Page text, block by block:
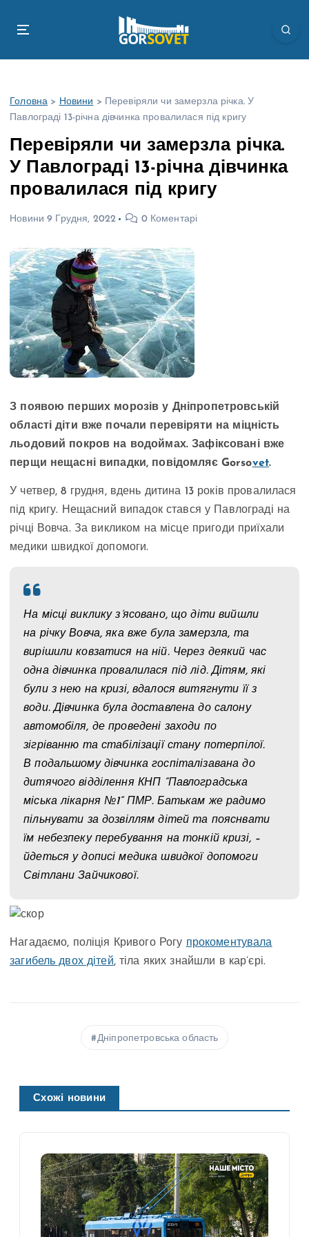
Головна > Новини >
Перевіряли чи замерзла річка. У
Павлограді 13-річна дівчинка провалилася під кригу
Перевіряли чи замерзла річка.
У Павлограді 13-річна дівчинка
провалилася під кригу
Новини 9 Грудня, 2022 0 Коментарі
З появою перших морозів у Дніпропетровській
області діти вже почали перевіряти на міцність
льодовий покров на водоймах. Зафіксовані вже
перщи нещасні випадки, повідомляє Gorsovet.
У четвер, 8 грудня, вдень дитина 13 років провалилася
під кригу. Нещасний випадок стався у Павлограді на
річці Вовча. За викликом на місце пригоди приїхали
медики швидкої допомоги.
На місці виклику з’ясовано, що діти вийшли
на річку Вовча, яка вже була замерзла, та
вирішили ковзатися на ній. Через деякий час
одна дівчинка провалилася під лід. Дітям, які
були з нею на кризі, вдалося витягнути її з
води. Дівчинка була доставлена до салону
автомобіля, де проведені заходи по
зігріванню та стабілізації стану потерпілої.
В подальшому дівчинка госпіталізавана до
дитячого відділення КНП “Павлоградська
міська лікарня №1” ПМР. Батькам же радимо
пільнувати за дозвіллям дітей та пояснвати
їм небезпеку перебування на тонкій кризі, –
йдеться у дописі медика швидкої допомоги
Світлани Зайчикової.
Нагадаємо, поліція Кривого Рогу прокоментувала
загибель двох дітей, тіла яких знайшли в кар’єрі.
Дніпропетровська область
Схожі новини